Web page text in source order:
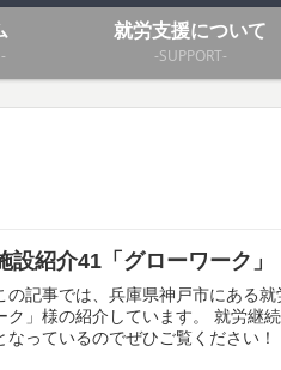
就労支援について
-SUPPORT-
設紹介41「グローワーク」
の記事では、兵庫県神戸市にある
ク」様の紹介しています。 就労継
なっているのでぜひご覧ください！